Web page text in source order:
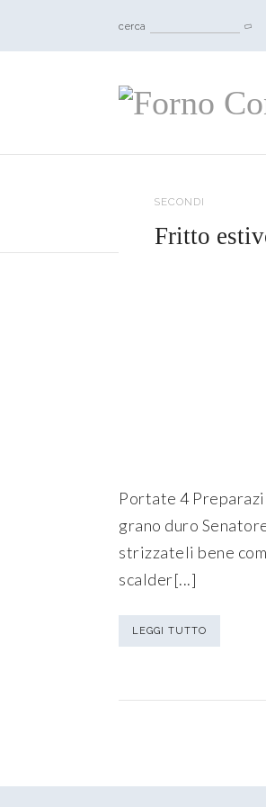
cerca
SECONDI
Fritto
Portate 4
grano duro
strizzateli bene
scalder[...]
LEGGI TUTTO